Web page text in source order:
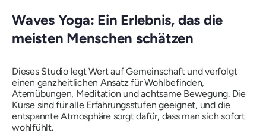
Waves Yoga: Ein Erlebnis, das die
meisten Menschen schätzen
Dieses Studio legt Wert auf Gemeinschaft und verfolgt
einen ganzheitlichen Ansatz für Wohlbefinden,
Atemübungen, Meditation und achtsame Bewegung. Die
Kurse sind für alle Erfahrungsstufen geeignet, und die
entspannte Atmosphäre sorgt dafür, dass man sich sofort
wohlfühlt.